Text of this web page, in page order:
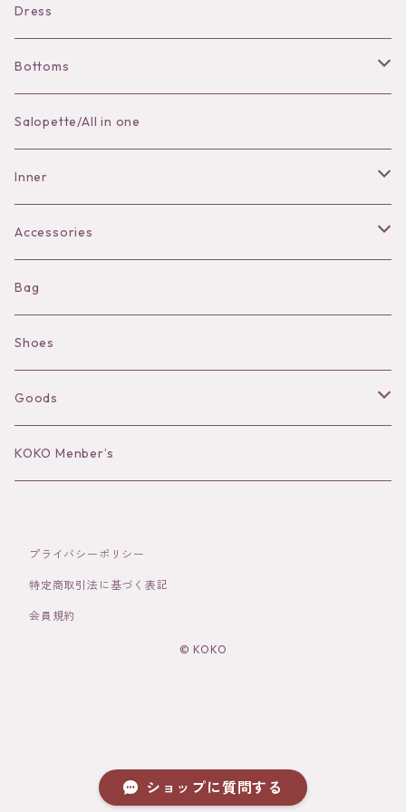
ショップに質問する
Dress
Bottoms
Skirt
Pants
Salopette/All in one
Inner
Bra
Shorts
Camisole
Long sleeve
Accessories
Necklace
Pierce/Earring
Ear Cuff
Bracelet／Bangle
Brooch
Hair Accessories
Bag
Shoes
Goods
Hat
Socks
KOKO Menber’s
プライバシーポリシー
特定商取引法に基づく表記
会員規約
© KOKO